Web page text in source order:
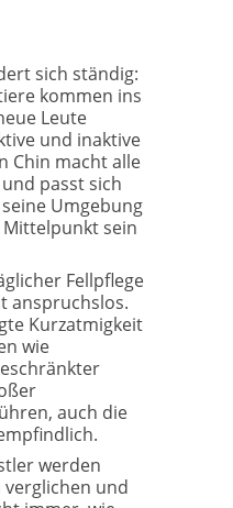
sich ständig:
kommen ins
Leute
und inaktive
Chin macht alle
passt sich
Umgebung
sein
Fellpflege
anspruchslos.
Kurzatmigkeit
wie
auch die
werden
verglichen und